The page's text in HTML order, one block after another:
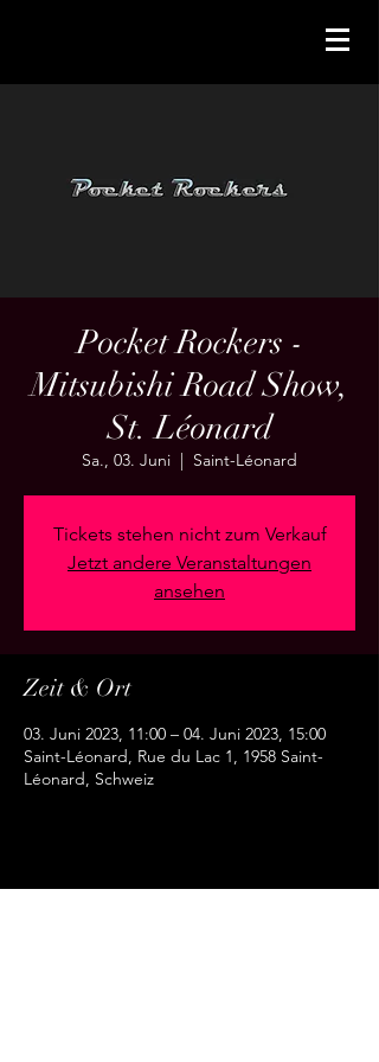
Pocket Rockers -
Mitsubishi Road Show,
St. Léonard
Sa., 03. Juni
  |
Saint-Léonard
Tickets stehen nicht zum Verkauf
Jetzt andere Veranstaltungen
ansehen
Zeit & Ort
03. Juni 2023, 11:00 – 04. Juni 2023, 15:00
Saint-Léonard, Rue du Lac 1, 1958 Saint-
Léonard, Schweiz